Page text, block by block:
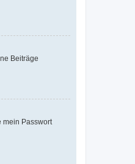
Beiträge
mein Passwort